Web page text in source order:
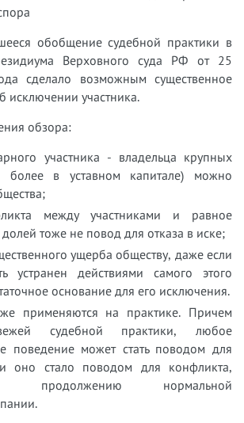
обобщение судебной практики в
Верховного суда РФ от 25
сделало возможным существенное
исключении участника.
обзора:
участника - владельца крупных
в уставном капитале) можно
между участниками и равное
тоже не повод для отказа в иске;
ущерба обществу, даже если
устранен действиями самого этого
основание для его исключения.
применяются на практике. Причем
судебной практики, любое
поведение может стать поводом для
оно стало поводом для конфликта,
продолжению нормальной